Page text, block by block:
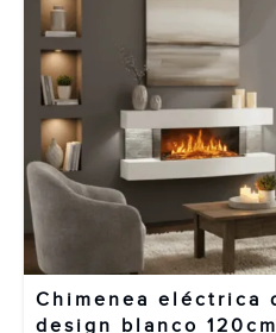
Chimenea eléctrica
design blanco